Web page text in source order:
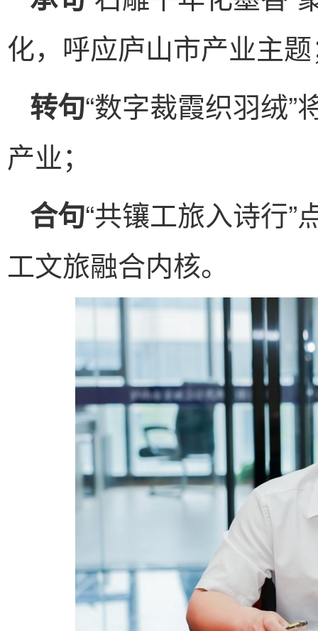
化，呼应庐山市产业主
转句“数字裁霞织羽绒
产业；
合句“共镶工旅入诗行
工文旅融合内核。